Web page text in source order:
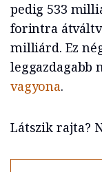
pedig 533
forintra
milliárd. Ez
leggazdagabb
vagyona.
Látszik rajta?